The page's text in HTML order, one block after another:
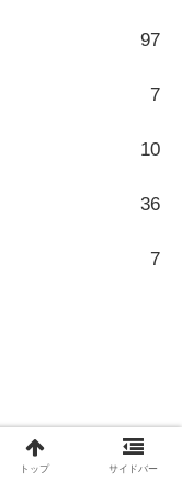
97
7
10
36
7
トップ サイドバー